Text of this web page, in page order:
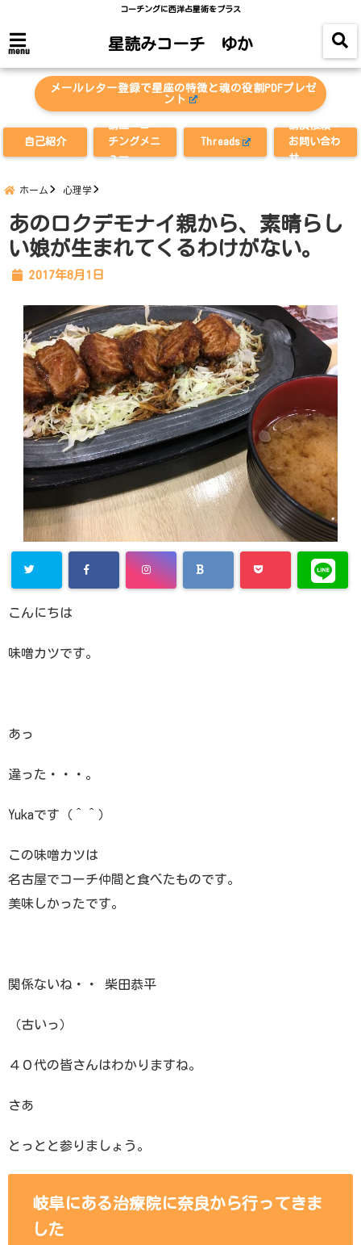
コーチングに西洋占星術をプラス
menu 星読みコーチ ゆか
メールレター登録で星座の特徴と魂の役割PDFプレゼ
ント
自己紹介
講座・コー
チングメニ
ュー
Threads
講演依頼・
お問い合わ
せ
ホーム 心理学
あのロクデモナイ親から、素晴らし
い娘が生まれてくるわけがない。
2017年8月1日
こんにちは
味噌カツです。
あっ
違った・・・。
Yukaです（＾＾）
この味噌カツは
名古屋でコーチ仲間と食べたものです。
美味しかったです。
関係ないね・・ 柴田恭平
（古いっ）
４０代の皆さんはわかりますね。
さあ
とっとと参りましょう。
岐阜にある治療院に奈良から行ってきま
した